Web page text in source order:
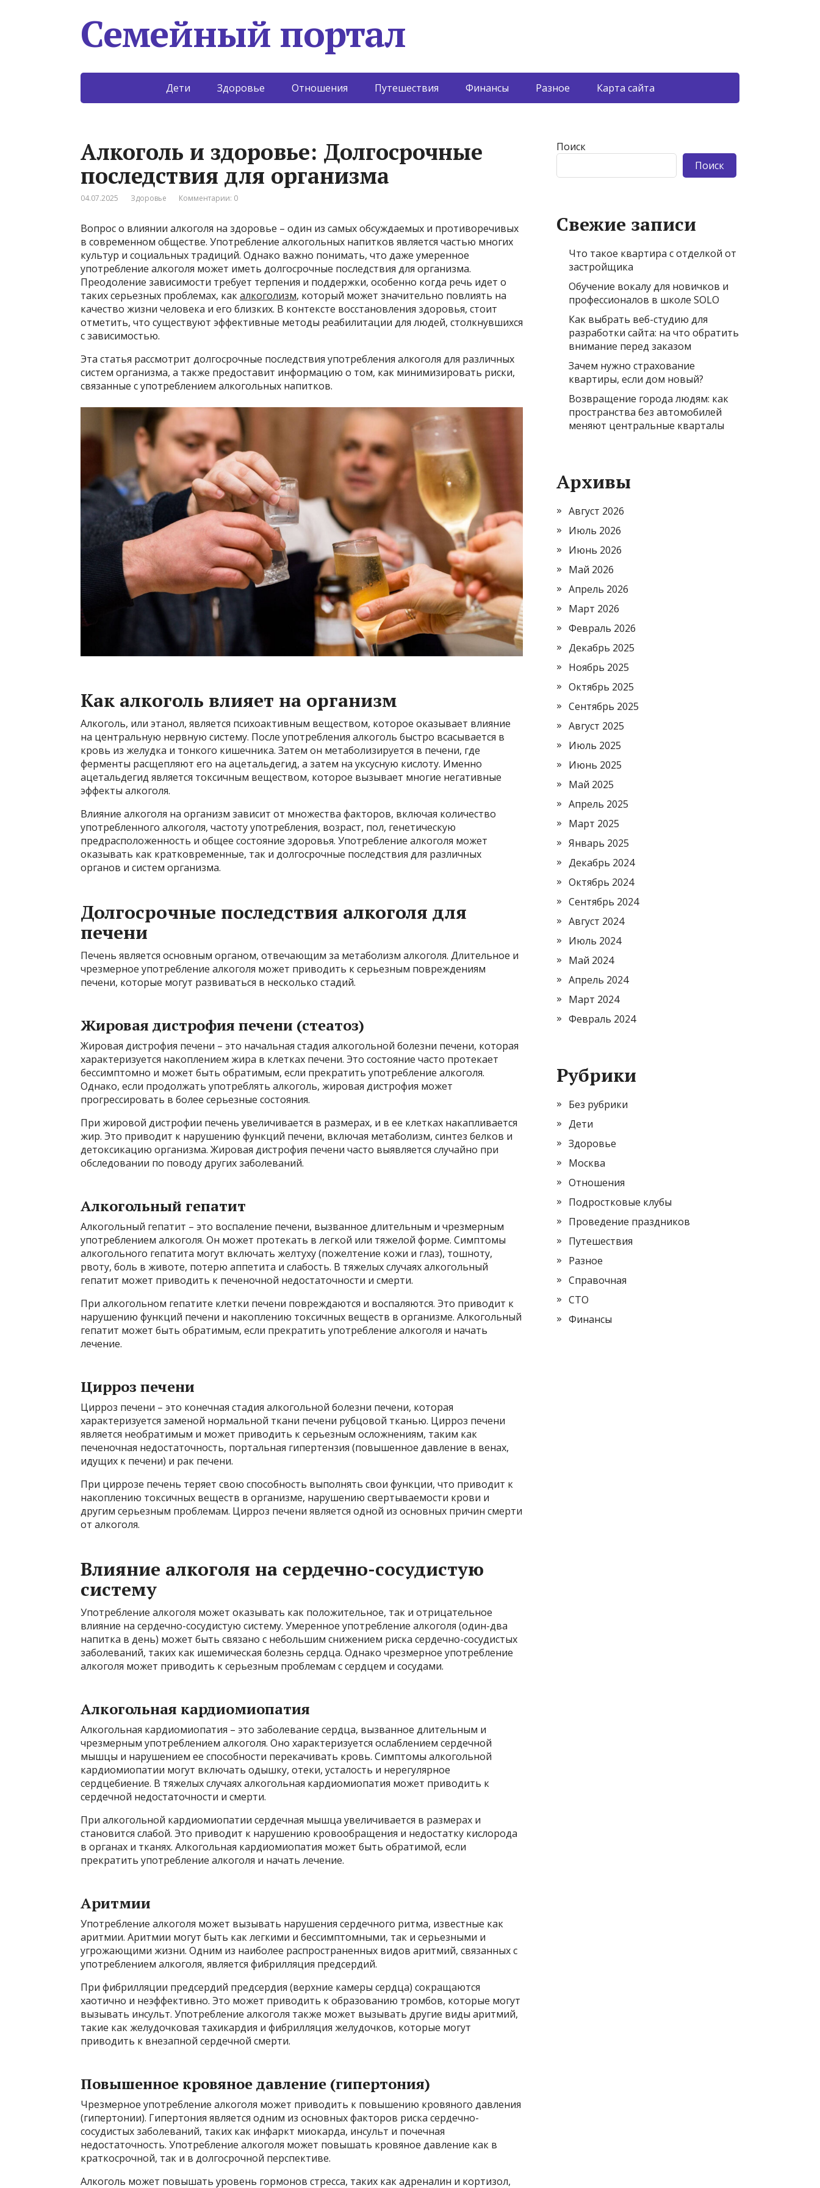
Семейный портал
Дети Здоровье Отношения Путешествия Финансы Разное Карта сайта
Алкоголь и здоровье: Долгосрочные
последствия для организма
04.07.2025 Здоровье Комментарии: 0
Вопрос о влиянии алкоголя на здоровье – один из самых обсуждаемых и противоречивых
в современном обществе. Употребление алкогольных напитков является частью многих
культур и социальных традиций. Однако важно понимать, что даже умеренное
употребление алкоголя может иметь долгосрочные последствия для организма.
Преодоление зависимости требует терпения и поддержки, особенно когда речь идет о
таких серьезных проблемах, какалкоголизм, который может значительно повлиять на
качество жизни человека и его близких. В контексте восстановления здоровья, стоит
отметить, что существуют эффективные методы реабилитации для людей, столкнувшихся
с зависимостью.
Эта статья рассмотрит долгосрочные последствия употребления алкоголя для различных
систем организма, а также предоставит информацию о том, как минимизировать риски,
связанные с употреблением алкогольных напитков.
Как алкоголь влияет на организм
Алкоголь, или этанол, является психоактивным веществом, которое оказывает влияние
на центральную нервную систему. После употребления алкоголь быстро всасывается в
кровь из желудка и тонкого кишечника. Затем он метаболизируется в печени, где
ферменты расщепляют его на ацетальдегид, а затем на уксусную кислоту. Именно
ацетальдегид является токсичным веществом, которое вызывает многие негативные
эффекты алкоголя.
Влияние алкоголя на организм зависит от множества факторов, включая количество
употребленного алкоголя, частоту употребления, возраст, пол, генетическую
предрасположенность и общее состояние здоровья. Употребление алкоголя может
оказывать как кратковременные, так и долгосрочные последствия для различных
органов и систем организма.
Долгосрочные последствия алкоголя для
печени
Печень является основным органом, отвечающим за метаболизм алкоголя. Длительное и
чрезмерное употребление алкоголя может приводить к серьезным повреждениям
печени, которые могут развиваться в несколько стадий.
Жировая дистрофия печени (стеатоз)
Жировая дистрофия печени – это начальная стадия алкогольной болезни печени, которая
характеризуется накоплением жира в клетках печени. Это состояние часто протекает
бессимптомно и может быть обратимым, если прекратить употребление алкоголя.
Однако, если продолжать употреблять алкоголь, жировая дистрофия может
прогрессировать в более серьезные состояния.
При жировой дистрофии печень увеличивается в размерах, и в ее клетках накапливается
жир. Это приводит к нарушению функций печени, включая метаболизм, синтез белков и
детоксикацию организма. Жировая дистрофия печени часто выявляется случайно при
обследовании по поводу других заболеваний.
Алкогольный гепатит
Алкогольный гепатит – это воспаление печени, вызванное длительным и чрезмерным
употреблением алкоголя. Он может протекать в легкой или тяжелой форме. Симптомы
алкогольного гепатита могут включать желтуху (пожелтение кожи и глаз), тошноту,
рвоту, боль в животе, потерю аппетита и слабость. В тяжелых случаях алкогольный
гепатит может приводить к печеночной недостаточности и смерти.
При алкогольном гепатите клетки печени повреждаются и воспаляются. Это приводит к
нарушению функций печени и накоплению токсичных веществ в организме. Алкогольный
гепатит может быть обратимым, если прекратить употребление алкоголя и начать
лечение.
Цирроз печени
Цирроз печени – это конечная стадия алкогольной болезни печени, которая
характеризуется заменой нормальной ткани печени рубцовой тканью. Цирроз печени
является необратимым и может приводить к серьезным осложнениям, таким как
печеночная недостаточность, портальная гипертензия (повышенное давление в венах,
идущих к печени) и рак печени.
При циррозе печень теряет свою способность выполнять свои функции, что приводит к
накоплению токсичных веществ в организме, нарушению свертываемости крови и
другим серьезным проблемам. Цирроз печени является одной из основных причин смерти
от алкоголя.
Влияние алкоголя на сердечно-сосудистую
систему
Употребление алкоголя может оказывать как положительное, так и отрицательное
влияние на сердечно-сосудистую систему. Умеренное употребление алкоголя (один-два
напитка в день) может быть связано с небольшим снижением риска сердечно-сосудистых
заболеваний, таких как ишемическая болезнь сердца. Однако чрезмерное употребление
алкоголя может приводить к серьезным проблемам с сердцем и сосудами.
Алкогольная кардиомиопатия
Алкогольная кардиомиопатия – это заболевание сердца, вызванное длительным и
чрезмерным употреблением алкоголя. Оно характеризуется ослаблением сердечной
мышцы и нарушением ее способности перекачивать кровь. Симптомы алкогольной
кардиомиопатии могут включать одышку, отеки, усталость и нерегулярное
сердцебиение. В тяжелых случаях алкогольная кардиомиопатия может приводить к
сердечной недостаточности и смерти.
При алкогольной кардиомиопатии сердечная мышца увеличивается в размерах и
становится слабой. Это приводит к нарушению кровообращения и недостатку кислорода
в органах и тканях. Алкогольная кардиомиопатия может быть обратимой, если
прекратить употребление алкоголя и начать лечение.
Аритмии
Употребление алкоголя может вызывать нарушения сердечного ритма, известные как
аритмии. Аритмии могут быть как легкими и бессимптомными, так и серьезными и
угрожающими жизни. Одним из наиболее распространенных видов аритмий, связанных с
употреблением алкоголя, является фибрилляция предсердий.
При фибрилляции предсердий предсердия (верхние камеры сердца) сокращаются
хаотично и неэффективно. Это может приводить к образованию тромбов, которые могут
вызывать инсульт. Употребление алкоголя также может вызывать другие виды аритмий,
такие как желудочковая тахикардия и фибрилляция желудочков, которые могут
приводить к внезапной сердечной смерти.
Повышенное кровяное давление (гипертония)
Чрезмерное употребление алкоголя может приводить к повышению кровяного давления
(гипертонии). Гипертония является одним из основных факторов риска сердечно-
сосудистых заболеваний, таких как инфаркт миокарда, инсульт и почечная
недостаточность. Употребление алкоголя может повышать кровяное давление как в
краткосрочной, так и в долгосрочной перспективе.
Алкоголь может повышать уровень гормонов стресса, таких как адреналин и кортизол,
Поиск
Поиск
Свежие записи
Что такое квартира с отделкой от
застройщика
Обучение вокалу для новичков и
профессионалов в школе SOLO
Как выбрать веб-студию для
разработки сайта: на что обратить
внимание перед заказом
Зачем нужно страхование
квартиры, если дом новый?
Возвращение города людям: как
пространства без автомобилей
меняют центральные кварталы
Архивы
Август 2026
Июль 2026
Июнь 2026
Май 2026
Апрель 2026
Март 2026
Февраль 2026
Декабрь 2025
Ноябрь 2025
Октябрь 2025
Сентябрь 2025
Август 2025
Июль 2025
Июнь 2025
Май 2025
Апрель 2025
Март 2025
Январь 2025
Декабрь 2024
Октябрь 2024
Сентябрь 2024
Август 2024
Июль 2024
Май 2024
Апрель 2024
Март 2024
Февраль 2024
Рубрики
Без рубрики
Дети
Здоровье
Москва
Отношения
Подростковые клубы
Проведение праздников
Путешествия
Разное
Справочная
СТО
Финансы